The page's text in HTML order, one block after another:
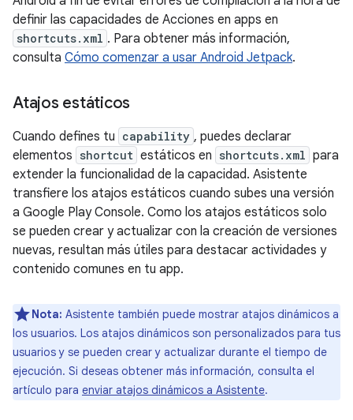
definir las capacidades de Acciones en apps en
shortcuts.xml . Para obtener más información,
consulta Cómo comenzar a usar Android Jetpack.
Atajos estáticos
Cuando defines tu capability , puedes declarar
elementos shortcut estáticos en shortcuts.xml para
extender la funcionalidad de la capacidad. Asistente
transfiere los atajos estáticos cuando subes una versión
a Google Play Console. Como los atajos estáticos solo
se pueden crear y actualizar con la creación de versiones
nuevas, resultan más útiles para destacar actividades y
contenido comunes en tu app.
Nota: Asistente también puede mostrar atajos dinámicos a
los usuarios. Los atajos dinámicos son personalizados para tus
usuarios y se pueden crear y actualizar durante el tiempo de
ejecución. Si deseas obtener más información, consulta el
artículo para enviar atajos dinámicos a Asistente.